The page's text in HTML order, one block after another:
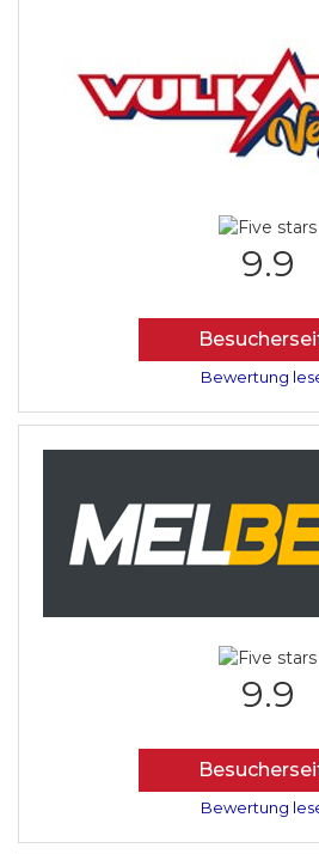
9.9
Bewertung
9.9
Bewertung